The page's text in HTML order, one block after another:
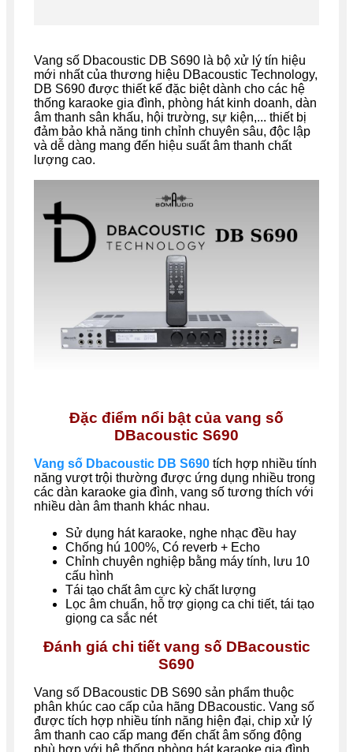
Vang số Dbacoustic DB S690 là bộ xử lý tín hiệu
mới nhất của thương hiệu DBacoustic Technology,
DB S690 được thiết kế đặc biệt dành cho các hệ
thống karaoke gia đình, phòng hát kinh doanh, dàn
âm thanh sân khấu, hội trường, sự kiện,... thiết bị
đảm bảo khả năng tinh chỉnh chuyên sâu, độc lập
và dễ dàng mang đến hiệu suất âm thanh chất
lượng cao.
Đặc điểm nổi bật của vang số
DBacoustic S690
Vang số Dbacoustic DB S690 tích hợp nhiều tính
năng vượt trội thường được ứng dụng nhiều trong
các dàn karaoke gia đình, vang số tương thích với
nhiều dàn âm thanh khác nhau.
Sử dụng hát karaoke, nghe nhạc đều hay
Chống hú 100%, Có reverb + Echo
Chỉnh chuyên nghiệp bằng máy tính, lưu 10
cấu hình
Tái tạo chất âm cực kỳ chất lượng
Lọc âm chuẩn, hỗ trợ giọng ca chi tiết, tái tạo
giọng ca sắc nét
Đánh giá chi tiết vang số DBacoustic
S690
Vang số DBacoustic DB S690 sản phẩm thuộc
phân khúc cao cấp của hãng DBacoustic. Vang số
được tích hợp nhiều tính năng hiện đại, chip xử lý
âm thanh cao cấp mang đến chất âm sống động
phù hợp với hệ thống phòng hát karaoke gia đình.